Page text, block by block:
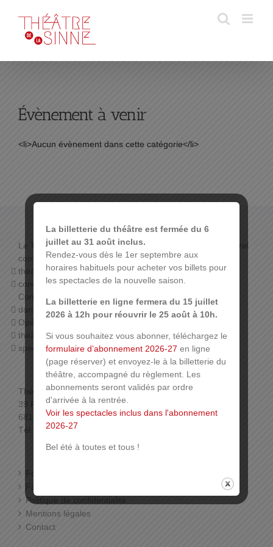
contenu
Évènement à venir
<li>Aucun évènement dans cette catégorie</li>
Le THÉÂTRE DE LA SINNE propose un programme culturel
constitué de :
théâtre de boulevard,
concerts (orchestre symphonique de Mulhouse,
Conservatoire, harmonies…),
danse (Ballet du Rhin, associations),
Opéra,
théâtre jeune public,
spectacles associatifs…
Théâtre de la Sinne
39 Rue de la Sinne
68100 Mulhouse
Tél. : 03 89 33 78 01 (Billetterie)
Politique de confidentialité
Mentions légales
Contact
La billetterie du théâtre est fermée du 6
juillet au 31 août inclus.
Rendez-vous dès le 1er septembre aux
horaires habituels pour acheter vos billets pour
les spectacles de la nouvelle saison.
La billetterie en ligne fermera du 15 juillet
2026 à 12h pour réouvrir le 25 août à 10h.
Si vous souhaitez vous abonner, téléchargez le
formulaire d’abonnement 2026-27 en ligne
(page réserver) et envoyez-le à la billetterie du
théâtre, accompagné du règlement. Les
abonnements seront validés par ordre
d'arrivée à la rentrée.
Voir les spectacles inclus dans l'abonnement
2026-27
Bel été à toutes et tous !